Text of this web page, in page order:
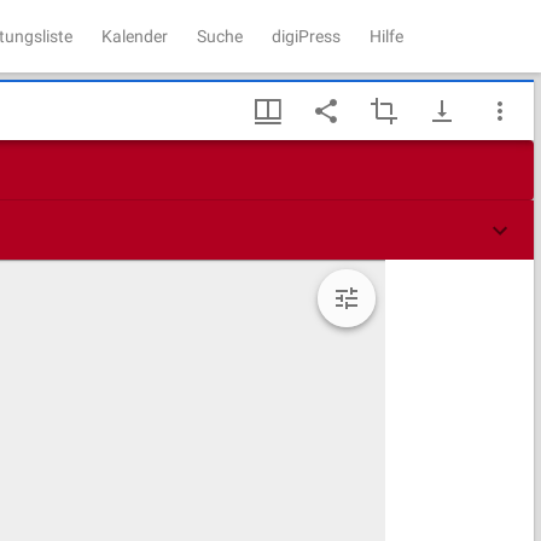
Kalender Suche digiPress Hilfe